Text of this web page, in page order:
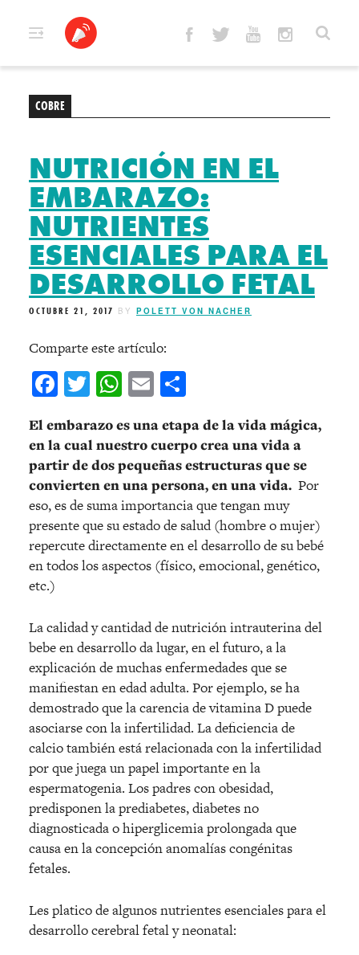
COBRE
NUTRICIÓN EN EL
EMBARAZO:
NUTRIENTES
ESENCIALES PARA EL
DESARROLLO FETAL
OCTUBRE 21, 2017 BY POLETT VON NACHER
Comparte este artículo:
Facebook
Twitter
WhatsApp
Email
El embarazo es una etapa de la vida mágica,
en la cual nuestro cuerpo crea una vida a
partir de dos pequeñas estructuras que se
convierten en una persona, en una vida. Por
eso, es de suma importancia que tengan muy
presente que su estado de salud (hombre o mujer)
repercute directamente en el desarrollo de su bebé
en todos los aspectos (físico, emocional, genético,
etc.)
La calidad y cantidad de nutrición intrauterina del
bebe en desarrollo da lugar, en el futuro, a la
explicación de muchas enfermedades que se
manifiestan en edad adulta. Por ejemplo, se ha
demostrado que la carencia de vitamina D puede
asociarse con la infertilidad. La deficiencia de
calcio también está relacionada con la infertilidad
por que juega un papel importante en la
espermatogenia. Los padres con obesidad,
predisponen la prediabetes, diabetes no
diagnosticada o hiperglicemia prolongada que
causa en la concepción anomalías congénitas
fetales.
Les platico de algunos nutrientes esenciales para el
desarrollo cerebral fetal y neonatal: